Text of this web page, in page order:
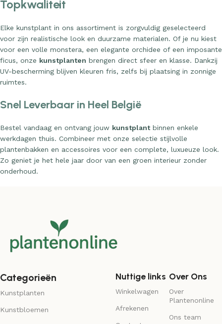
voor zijn realistische look en duurzame materialen. Of je nu kiest
voor een volle monstera, een elegante orchidee of een imposante
ficus, onzekunstplanten brengen direct sfeer en klasse. Dankzij
UV-bescherming blijven kleuren fris, zelfs bij plaatsing in zonnige
ruimtes.
werkdagen thuis. Combineer met onze selectie stijlvolle
plantenbakken en accessoires voor een complete, luxueuze look.
Zo geniet je het hele jaar door van een groen interieur zonder
onderhoud.
Kunstplanten
Kunstbloemen
Winkelwagen
Afrekenen
Over
Plantenonline